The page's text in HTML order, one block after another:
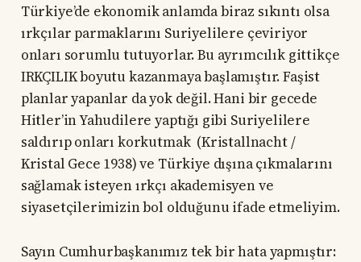
Türkiye’de ekonomik anlamda biraz sıkıntı olsa
ırkçılar parmaklarını Suriyelilere çeviriyor
onları sorumlu tutuyorlar. Bu ayrımcılık gittikçe
IRKÇILIK boyutu kazanmaya başlamıştır. Faşist
planlar yapanlar da yok değil. Hani bir gecede
Hitler’in Yahudilere yaptığı gibi Suriyelilere
saldırıp onları korkutmak (Kristallnacht /
Kristal Gece 1938) ve Türkiye dışına çıkmalarını
sağlamak isteyen ırkçı akademisyen ve
siyasetçilerimizin bol olduğunu ifade etmeliyim.
Sayın Cumhurbaşkanımız tek bir hata yapmıştır: